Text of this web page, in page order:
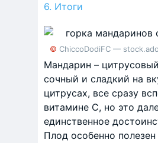
Итоги
© ChiccoDodiFC —
Мандарин –
сочный и сладкий на
цитрусах, все сразу
витамине С, но это
единственное
Плод особенно